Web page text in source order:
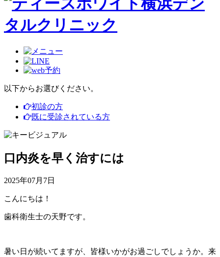
以下からお選びください。
初診の方
既に受診されている方
口内炎を早く治すには
2025年07月7日
こんにちは！
歯科衛生士の天野です。
暑い日が続いてますが、皆様いかがお過ごしでしょうか。来